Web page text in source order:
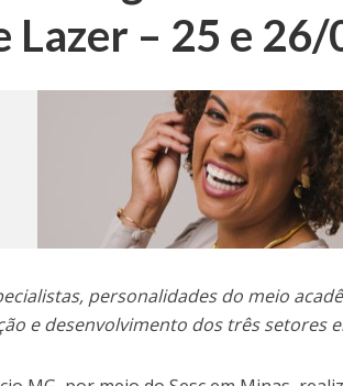
Lazer – 25 e
personalidades do meio
e desenvolvimento dos três setores